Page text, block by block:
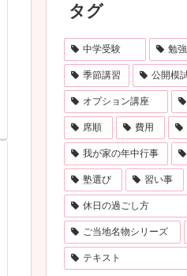
タグ
中学受験 勉
季節講習 公開模
オプション講座
席順 費用
我が家の年中行事
塾選び 習い事
休日の過ごし方
ご当地名物シリーズ
テキスト